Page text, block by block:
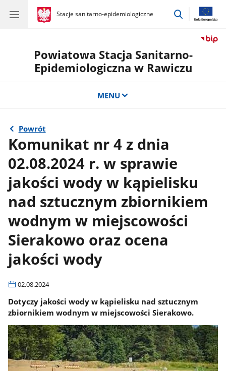
gov.pl
Stacje sanitarno-epidemiologiczne
gov.pl
Stacje
przejdź
Powiatowa Stacja Sanitarno-
Epidemiologiczna w Rawiczu
MENU
Powrót
Komunikat nr 4 z dnia
02.08.2024 r. w sprawie
jakości wody w kąpielisku
nad sztucznym zbiornikiem
wodnym w miejscowości
Sierakowo oraz ocena
jakości wody
02.08.2024
Dotyczy jakości wody w kąpielisku nad sztucznym
zbiornikiem wodnym w miejscowości Sierakowo.